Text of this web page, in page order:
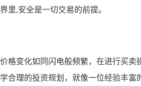
里,安全是一切交易的前提。
格变化如同闪电般频繁，在进行买
理的投资规划，就像一位经验丰富